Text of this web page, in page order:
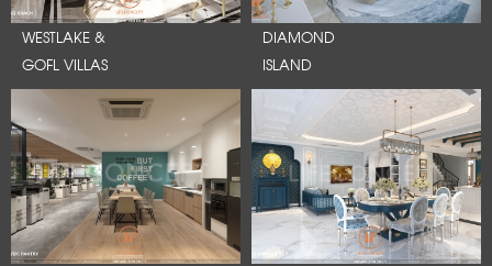
WESTLAKE &
GOFL VILLAS
DIAMOND
ISLAND